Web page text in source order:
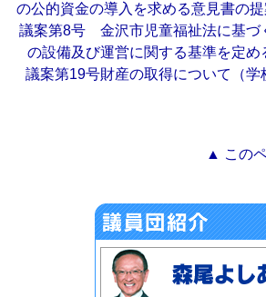
の公的資金の導入を求める意見書の
議案第8号 金沢市児童福祉法に基づ
の設備及び運営に関する基準を定め
議案第19号財産の取得について（学
▲ この